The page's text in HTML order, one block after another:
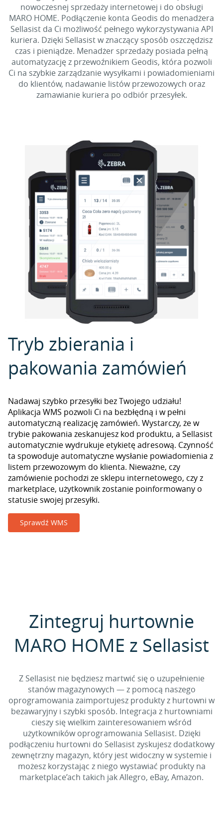
nowoczesnej sprzedaży internetowej i do obsługi
MARO HOME. Podłączenie konta Geodis do menadżera
Sellasist da Ci możliwość pełnego wykorzystywania API
kuriera. Dzięki Sellasist w znaczący sposób oszczędzisz
czas i pieniądze. Menadżer sprzedaży posiada pełną
automatyzację z przewoźnikiem Geodis, która pozwoli
Ci na szybkie zarządzanie wysyłkami i powiadomieniami
do klientów, nadawanie listów przewozowych oraz
zamawianie kuriera po odbiór przesyłek.
Tryb zbierania i
pakowania zamówień
Nadawaj szybko przesyłki bez Twojego udziału!
Aplikacja WMS pozwoli Ci na bezbłędną i w pełni
automatyczną realizację zamówień. Wystarczy, że w
trybie pakowania zeskanujesz kod produktu, a Sellasist
automatycznie wydrukuje etykietę adresową. Czynność
ta spowoduje automatyczne wysłanie powiadomienia z
listem przewozowym do klienta. Nieważne, czy
zamówienie pochodzi ze sklepu internetowego, czy z
marketplace, użytkownik zostanie poinformowany o
statusie swojej przesyłki.
Sprawdź WMS
Zintegruj hurtownie
MARO HOME z Sellasist
Z Sellasist nie będziesz martwić się o uzupełnienie
stanów magazynowych — z pomocą naszego
oprogramowania zaimportujesz produkty z hurtowni w
bezawaryjny i szybki sposób. Integracja z hurtowniami
cieszy się wielkim zainteresowaniem wśród
użytkowników oprogramowania Sellasist. Dzięki
podłączeniu hurtowni do Sellasist zyskujesz dodatkowy
zewnętrzny magazyn, który jest widoczny w systemie i
możesz korzystając z niego wystawiać produkty na
marketplace’ach takich jak Allegro, eBay, Amazon.